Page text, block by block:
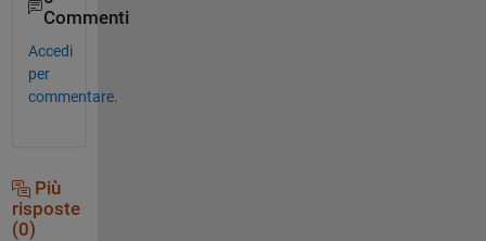
Commenti
Accedi
per
commentare.
Più
risposte
(0)